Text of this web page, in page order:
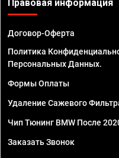
Правовая информация
Договор-Оферта
Политика
Персональных Данных.
Формы Оплаты
Удаление Сажевого
Чип Тюнинг BMW После
Заказать Звонок